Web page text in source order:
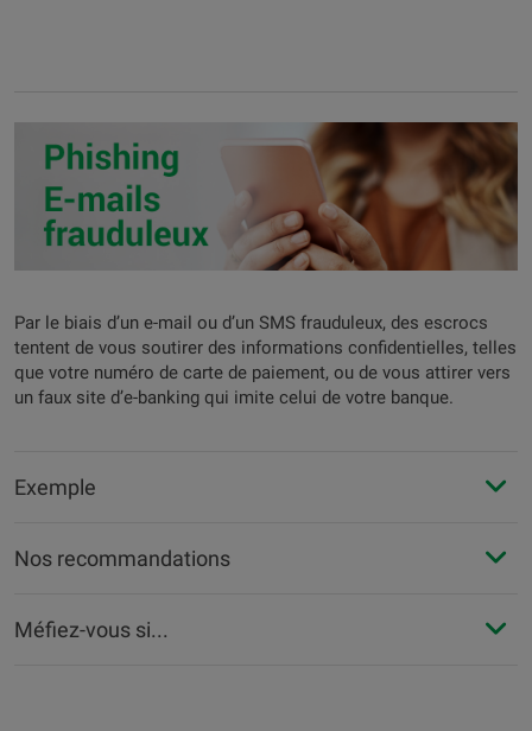
Par le biais d’un e-mail ou d’un SMS frauduleux, des escrocs
tentent de vous soutirer des informations confidentielles, telles
que votre numéro de carte de paiement, ou de vous attirer vers
un faux site d’e-banking qui imite celui de votre banque.
Exemple
Nos recommandations
Méfiez-vous si...